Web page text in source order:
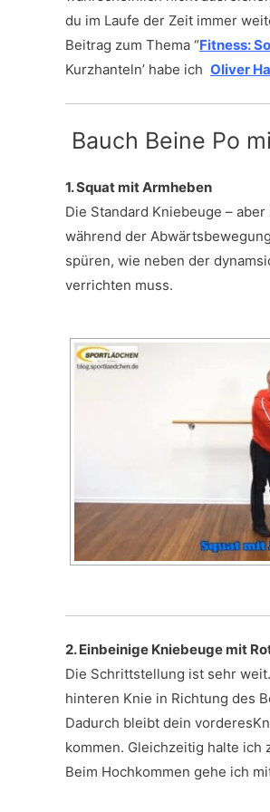
du im Laufe der Zeit immer
Beitrag zum Thema “Fitness:
Kurzhanteln’ habe ich Oliver
Bauch Beine Po
1. Squat mit Armheben
Die Standard Kniebeuge –
während der
spüren, wie neben der
verrichten muss.
2. Einbeinige Kniebeuge mit
Die Schrittstellung ist sehr
hinteren Knie in Richtung des
Dadurch bleibt dein
kommen. Gleichzeitig halte ich
Beim Hochkommen gehe ich